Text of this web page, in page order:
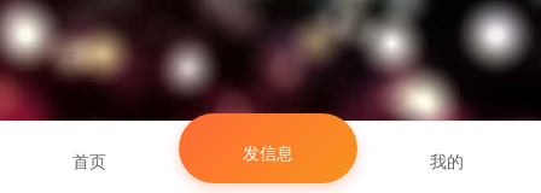
首页 发信息 我的